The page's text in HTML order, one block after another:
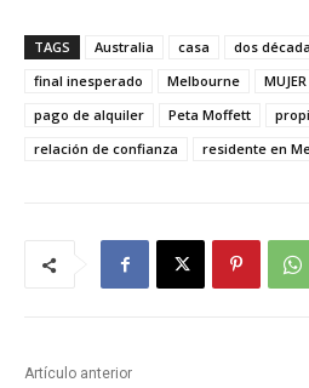
TAGS Australia casa dos
final inesperado
Melbourne MUJER
pago de alquiler
Peta Moffett
relación de confianza
residente en
Artículo anterior